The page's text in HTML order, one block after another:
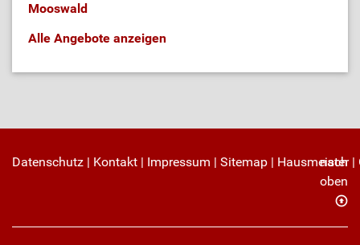
Mooswald
Alle Angebote anzeigen
Datenschutz | Kontakt | Impressum | Sitemap | Hausmeister|
nach
oben